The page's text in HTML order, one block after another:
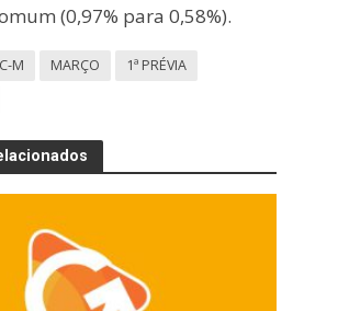
(0,97% para 0,58%).
M MARÇO
1ª PRÉVIA